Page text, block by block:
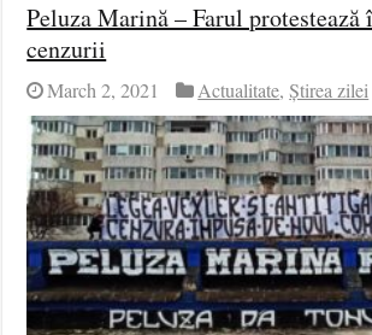
Peluza Marină – Farul
cenzurii
March 2, 2021 Actualitate,Știrea zilei